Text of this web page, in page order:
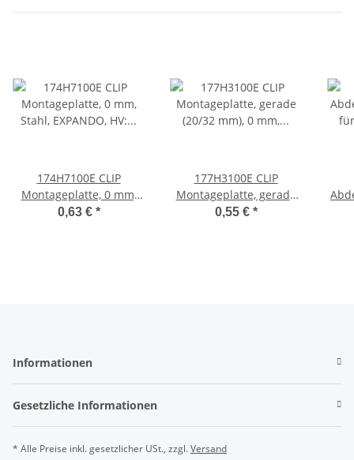
174H7100E CLIP
Montageplatte, 0 mm,
Stahl, EXPANDO, HV:
0,63 € *
177H3100E CLIP
Montageplatte, gerade
(20/32 mm), 0 mm, Stahl,
0,55 € *
Informationen
Gesetzliche Informationen
* Alle Preise inkl. gesetzlicher USt., zzgl.Versand